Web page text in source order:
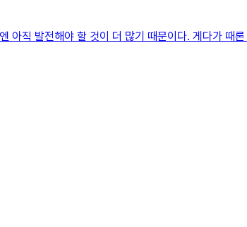
아직 발전해야 할 것이 더 많기 때문이다. 게다가 때